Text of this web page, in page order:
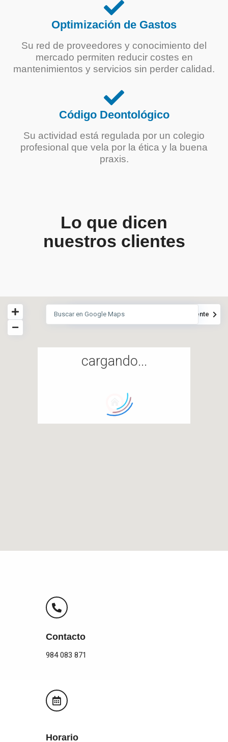
Optimización de Gastos
Su red de proveedores y conocimiento del
mercado permiten reducir costes en
mantenimientos y servicios sin perder calidad.
Código Deontológico
Su actividad está regulada por un colegio
profesional que vela por la ética y la buena
praxis.
Lo que dicen
nuestros clientes
cargando...
Ver Mi Ubicación Siguiente
Contacto
984 083 871
Horario